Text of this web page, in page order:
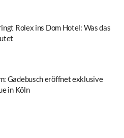
Rolex ins Dom Hotel: Was das
Gadebusch eröffnet exklusive
in Köln